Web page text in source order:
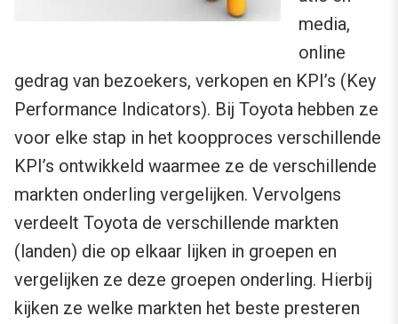
media,
online
gedrag van bezoekers, verkopen en KPI’s (Key
Performance Indicators). Bij Toyota hebben ze
voor elke stap in het koopproces verschillende
KPI’s ontwikkeld waarmee ze de verschillende
markten onderling vergelijken. Vervolgens
verdeelt Toyota de verschillende markten
(landen) die op elkaar lijken in groepen en
vergelijken ze deze groepen onderling. Hierbij
kijken ze welke markten het beste presteren